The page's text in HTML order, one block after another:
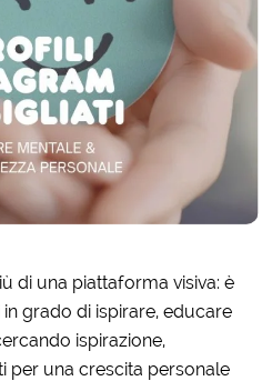
di una piattaforma visiva: è
grado di ispirare, educare
ispirazione,
per una crescita personale